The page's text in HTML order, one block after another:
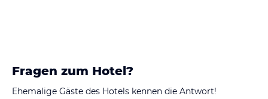
Fragen zum Hotel?
Ehemalige Gäste des Hotels kennen die Antwort!